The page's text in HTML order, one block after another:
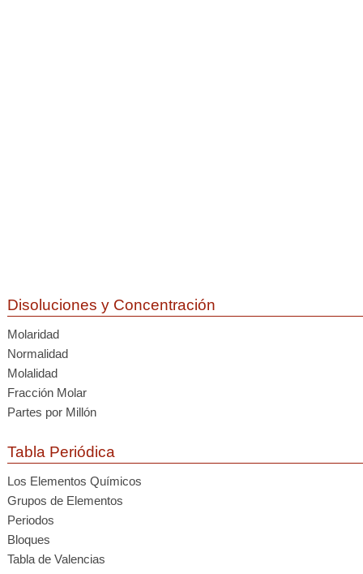
Disoluciones y Concentración
Molaridad
Normalidad
Molalidad
Fracción Molar
Partes por Millón
Tabla Periódica
Los Elementos Químicos
Grupos de Elementos
Periodos
Bloques
Tabla de Valencias